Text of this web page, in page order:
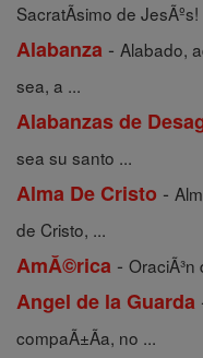
SacratÃ­simo de JesÃºs!
Alabanza - Alabado,
sea, a ...
Alabanzas de
sea su santo ...
Alma De Cristo -
de Cristo, ...
AmĂ©rica - OraciÃ³n
Angel de la Guarda
compaÃ±Ã­a, no ...